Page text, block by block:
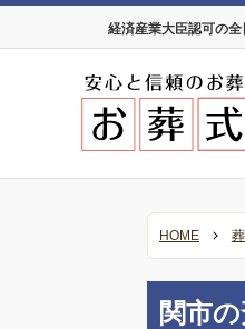
経済産業大臣認可の
HOME
関市